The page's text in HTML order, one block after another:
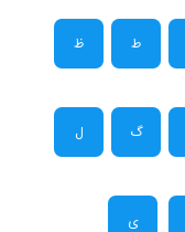
ط ظ
گ ل
ی